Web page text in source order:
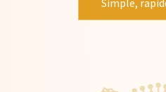
Simple,